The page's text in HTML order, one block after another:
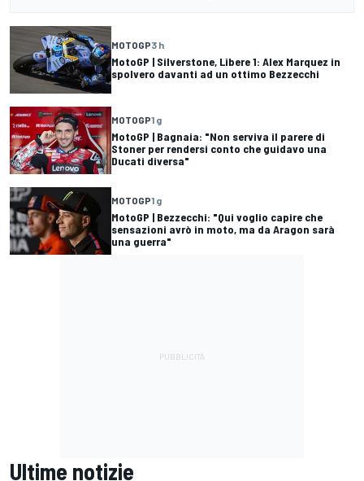
MOTOGP3 h
MotoGP | Silverstone, Libere 1: Alex Marquez in
spolvero davanti ad un ottimo Bezzecchi
MOTOGP1 g
MotoGP | Bagnaia: "Non serviva il parere di
Stoner per rendersi conto che guidavo una
Ducati diversa"
MOTOGP1 g
MotoGP | Bezzecchi: "Qui voglio capire che
sensazioni avrò in moto, ma da Aragon sarà
una guerra"
Ultime notizie